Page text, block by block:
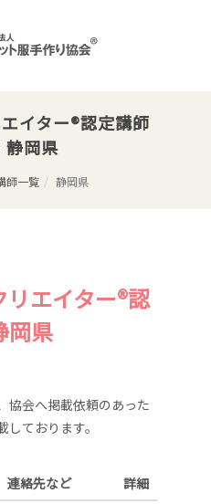
イター®認定講師
静岡県
師一覧 静岡県
リエイター®認
岡県
協会へ掲載依頼のあった
ております。
連絡先など
詳細